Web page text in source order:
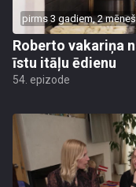
pirms 3 gadiem, 2
Roberto vakariņa
īstu itāļu ēdienu
54. epizode